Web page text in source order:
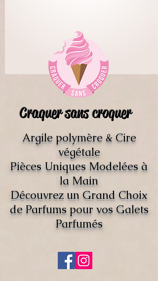
Craquer sans croquer
Argile polymère & Cire
végétale
Pièces Uniques Modelées à
la Main
Découvrez un Grand Choix
de Parfums pour vos Galets
Parfumés